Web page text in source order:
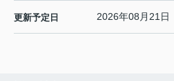
更新予定日 2026年08月21日